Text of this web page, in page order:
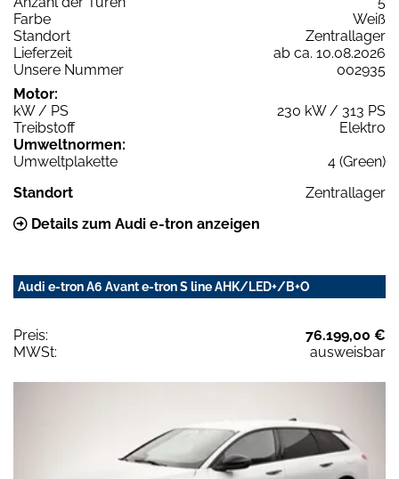
Farbe
Weiß
Standort
Zentrallager
Lieferzeit
ab ca. 10.08.2026
Unsere Nummer
002935
Motor:
kW / PS
230 kW / 313 PS
Treibstoff
Elektro
Umweltnormen:
Umweltplakette
4 (Green)
Standort
Zentrallager
Details zum Audi e-tron anzeigen
Audi e-tron A6 Avant e-tron S line AHK/LED+/B+O
Preis:
76.199,00 €
MWSt:
ausweisbar